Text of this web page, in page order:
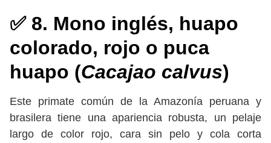
✅ 8. Mono inglés, huapo
colorado, rojo o puca
huapo (Cacajao calvus)
Este primate común de la Amazonía peruana y
brasilera tiene una apariencia robusta, un pelaje
largo de color rojo, cara sin pelo y cola corta